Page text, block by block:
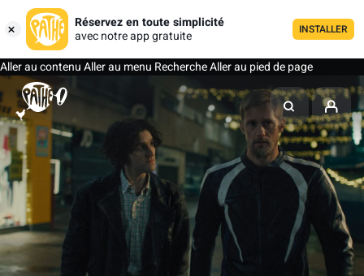
Réservez en toute simplicité
avec notre app gratuite
INSTALLER
Aller au contenuAller au menu RechercheAller au pied de page